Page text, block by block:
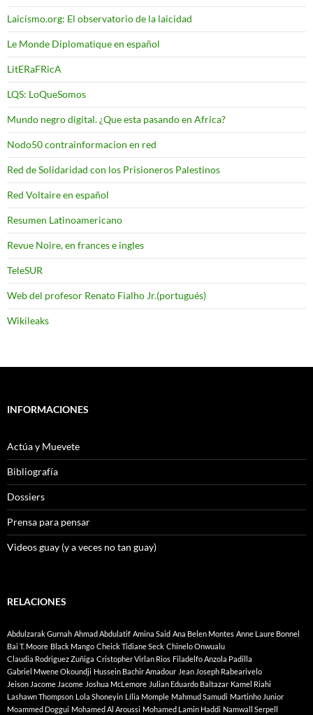
Laicismo.org: El observatorio de la laicidad
Le Monde Diplomatique en español
LitERaFRicA
LQS: LoQueSomos
Mundo negro digital. ¿Que esta pasando en Africa?
Nodo50 contrainformacion en red
Red de Solidaridad con los Prisioneros Palestinos
Red Voltaire en español
Resumen Latinoamericano
Revue Noire, en frances e ingles
TeleSUR
Web del profesor Renato Fialho Jr.(portugués)
Wikileaks
INFORMACIONES
Actúa y Muevete
Bibliografía
Dossiers
Prensa para pensar
Videos guay (y a veces no tan guay)
RELACIONES
Abdulzarak Gurnah Ahmad Abdulatif Amina Said Ana Belen Montes Anne Laure Bonnel
Bai T. Moore Black Mango Cheick Tidiane Seck Chinelo Onwualu
Claudia Rodriguez Zuñiga Cristopher Virlan Rios Filadelfo Anzola Padilla
Gabriel Mwene Okoundji Hussein Bachir Amadour Jean Joseph Rabearivelo
Jeison Jacome Jacome Joshua McLemore Julian Eduardo Baltazar Kamel Riahi
Lashawn Thompson Lola Shoneyin Lília Momple Mahmud Samudi Martinho Junior
Moammed Doggui Mohamed Al Aroussi Mohamed Lamin Haddi Namwall Serpell